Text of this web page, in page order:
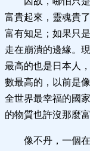
富貴起來，靈魂貴
富有知足；如果只
走在崩潰的邊緣。
最高的也是日本人
數最高的，以前是
全世界最幸福的國
的物質也許沒那麼
像不丹，一個